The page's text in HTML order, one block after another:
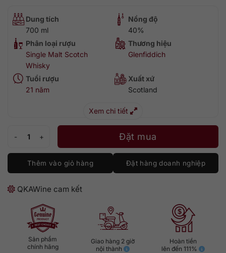
Dung tích
700 ml
Nồng độ
40%
Phân loại rượu
Single Malt Scotch
Whisky
Thương hiệu
Glenfiddich
Tuổi rượu
21 năm
Xuất xứ
Scotland
Xem chi tiết
Đặt mua
Thêm vào giỏ hàng Đặt hàng doanh nghiệp
QKAWine cam kết
Sản phẩm
chính hãng
Giao hàng 2 giờ
nội thành
Hoàn tiền
lên đến 111%